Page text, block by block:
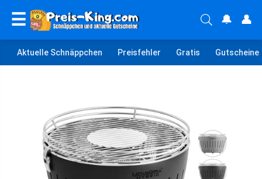
☰ 🔔 👤
Aktuelle Schnäppchen Preisfehler Gratis Gutscheine